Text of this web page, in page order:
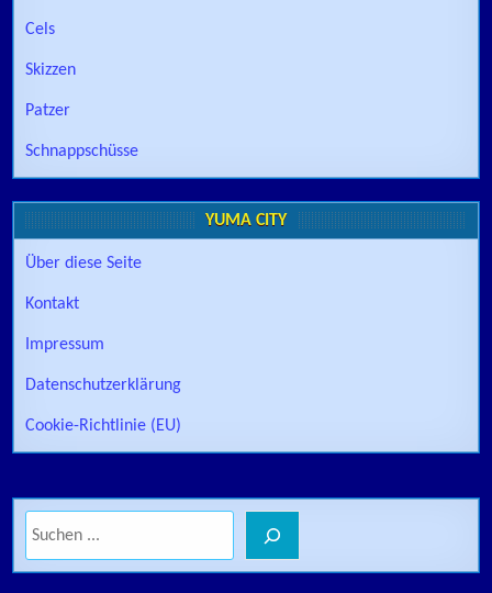
Cels
Skizzen
Patzer
Schnappschüsse
YUMA CITY
Über diese Seite
Kontakt
Impressum
Datenschutzerklärung
Cookie-Richtlinie (EU)